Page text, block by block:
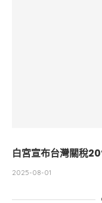
白宮宣布台灣關稅
2025-08-01